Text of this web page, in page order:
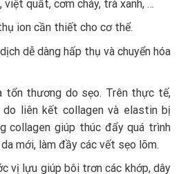
việt quất, cơm cháy, trà xanh, …
ion cần thiết cho cơ thể.
dễ dàng hấp thụ và chuyển hóa
tổn thương do sẹo. Trên thực tế,
do liên kết collagen và elastin bị
collagen giúp thúc đẩy quá trình
mới, làm đầy các vết sẹo lõm.
vị lựu giúp bôi trơn các khớp, dây